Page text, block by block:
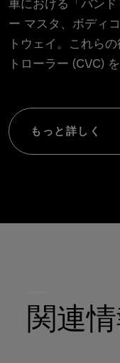
車における「バン
ー マスタ、ボディ
トウェイ。これら
トローラー (CVC)
もっと詳しく
関連